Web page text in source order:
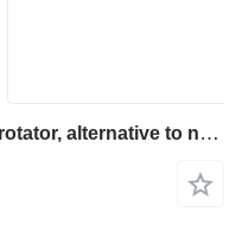
Caterpillar 308 excavator with rotator, alternative to new, 2023, Savonlinna